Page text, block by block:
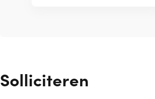
Solliciteren